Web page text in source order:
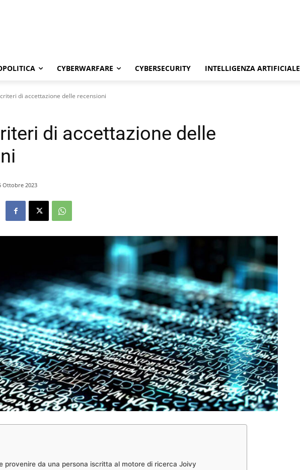
CYBERWARFARE CYBERSECURITY INTELLIGENZA ARTIFICIALE
criteri di accettazione delle recensioni
di accettazione delle
Ottobre 2023
provenire da una persona iscritta al motore di ricerca Joivy